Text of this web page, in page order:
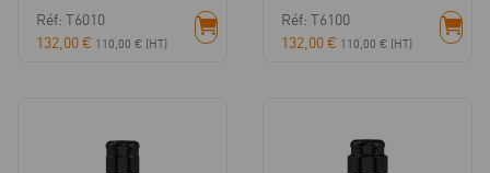
Réf: T6010
132,00€ 110,00 € (HT)
Réf: T6100
132,00€ 110,00 € (HT)